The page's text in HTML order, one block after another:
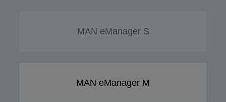
MAN eManager S
MAN eManager M